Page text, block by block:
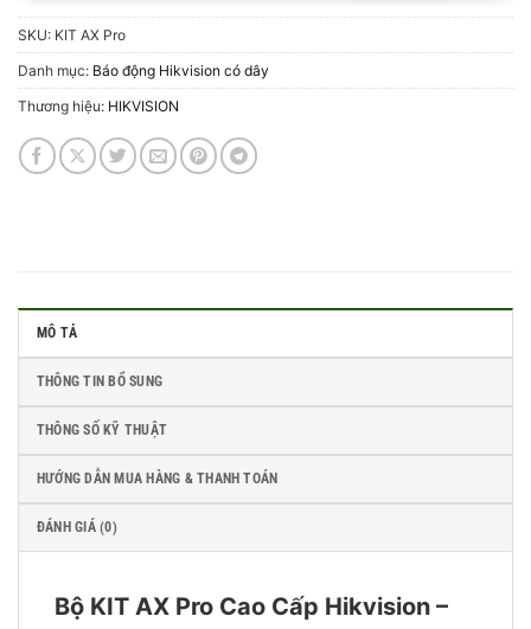
SKU: KIT AX Pro
Danh mục: Báo động Hikvision có dây
Thương hiệu: HIKVISION
MÔ TẢ
THÔNG TIN BỔ SUNG
THÔNG SỐ KỸ THUẬT
HƯỚNG DẪN MUA HÀNG & THANH TOÁN
ĐÁNH GIÁ (0)
Bộ KIT AX Pro Cao Cấp Hikvision –